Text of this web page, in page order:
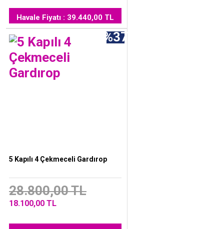
Havale Fiyatı : 39.440,00 TL
%37
5 Kapılı 4 Çekmeceli Gardırop
28.800,00 TL
18.100,00 TL